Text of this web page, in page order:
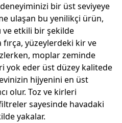
bir üst seviyeye
ulaşan bu yenilikçi ürün,
ve etkili bir şekilde
fırça, yüzeylerdeki kir ve
moplar zeminde
yok eder üst düzey kalitede
hijyenini en üst
olur. Toz ve kirleri
sayesinde havadaki
yakalar.